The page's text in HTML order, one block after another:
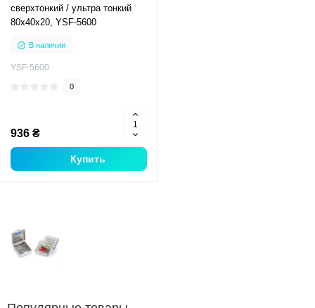
сверхтонкий / ультра тонкий
80x40x20, YSF-5600
В наличии
YSF-5600
0
936 ₴
Купить